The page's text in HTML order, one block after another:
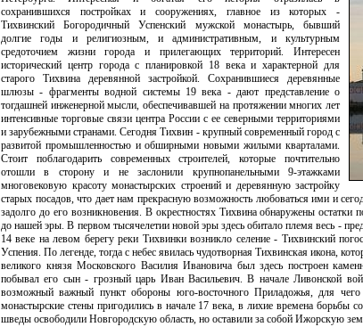
сохранившихся постройках и сооружениях, главное из которых -
Тихвинский Богородичный Успенский мужской монастырь, бывший
долгие годы и религиозным, и административным, и культурным
средоточием жизни города и прилегающих территорий. Интересен
исторический центр города с планировкой 18 века и характерной для
старого Тихвина деревянной застройкой. Сохранившиеся деревянные
шлюзы - фрагменты водной системы 19 века - дают представление о
тогдашней инженерной мысли, обеспечивавшей на протяжении многих лет
интенсивные торговые связи центра России с ее северными территориями
и зарубежными странами. Сегодня Тихвин - крупный современный город с
развитой промышленностью и обширными новыми жилыми кварталами.
Стоит поблагодарить современных строителей, которые почтительно
отошли в сторону и не заслонили крупнопанельными 9-этажками
многовековую красоту монастырских строений и деревянную застройку
старых посадов, что дает нам прекрасную возможность любоваться ими и
задолго до его возникновения. В окрестностях Тихвина обнаружены
до нашей эры. В первом тысячелетии новой эры здесь обитало племя весь -
14 веке на левом берегу реки Тихвинки возникло селение - Тихвинский
Успения. По легенде, тогда с небес явилась чудотворная Тихвинская икона,
великого князя Московского Василия Ивановича был здесь построен
побывал его сын - грозный царь Иван Васильевич. В начале Ливонской
возможный важный пункт обороны юго-восточного Приладожья, для
монастырские стены пригодились в начале 17 века, в лихие времена борьбы
шведы освободили Новгородскую область, но оставили за собой Ижорскую